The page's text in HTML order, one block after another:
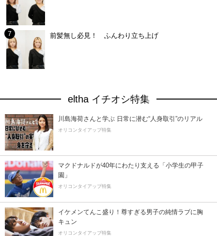
前髪無し必見！ ふんわり立ち上げ
eltha イチオシ特集
川島海荷さんと学ぶ 日常に潜む“人身取引”のリアル
オリコンタイアップ特集
マクドナルドが40年にわたり支える「小学生の甲子
園」
オリコンタイアップ特集
イケメンてんこ盛り！尊すぎる男子の純情ラブに胸
キュン
オリコンタイアップ特集